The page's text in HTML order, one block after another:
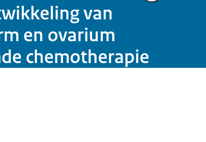
van
en ovarium
chemotherapie